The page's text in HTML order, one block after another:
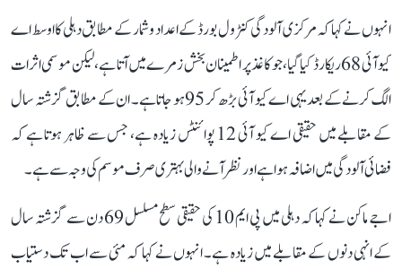
انہوں نے کہا کہ مرکزی آلودگی کنٹرول بورڈ کے اعداد و شمار کے مطابق دہلی کا اوسط اے
کیو آئی 68 ریکارڈ کیا گیا، جو کاغذ پر اطمینان بخش زمرے میں آتا ہے، لیکن موسمی اثرات
الگ کرنے کے بعد یہی اے کیو آئی بڑھ کر 95 ہو جاتا ہے۔ ان کے مطابق گزشتہ سال
کے مقابلے میں حقیقی اے کیو آئی 12 پوائنٹس زیادہ ہے، جس سے ظاہر ہوتا ہے کہ
فضائی آلودگی میں اضافہ ہوا ہے اور نظر آنے والی بہتری صرف موسم کی وجہ سے ہے۔
اجے ماکن نے کہا کہ دہلی میں پی ایم 10 کی حقیقی سطح مسلسل 69 دن سے گزشتہ سال
کے انہی دنوں کے مقابلے میں زیادہ ہے۔ انہوں نے کہا کہ مئی سے اب تک دستیاب